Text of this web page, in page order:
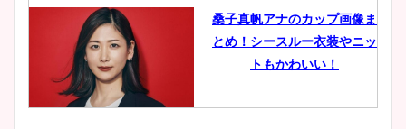
桑子真帆アナのカップ画像ま
とめ！シースルー衣装やニッ
トもかわいい！